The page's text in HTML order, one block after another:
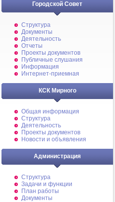
Городской Совет
Структура
Документы
Деятельность
Отчеты
Проекты документов
Публичные слушания
Информация
Интернет-приемная
КСК Мирного
Общая информация
Структура
Деятельность
Проекты документов
Новости и объявления
Администрация
Структура
Задачи и функции
План работы
Документы